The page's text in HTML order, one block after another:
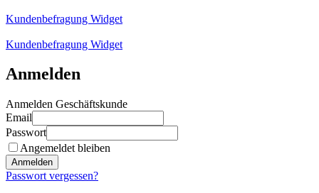
Kundenbefragung Widget
Kundenbefragung Widget
Anmelden
Anmelden Geschäftskunde
Email
Passwort
Angemeldet bleiben
Anmelden
Passwort vergessen?